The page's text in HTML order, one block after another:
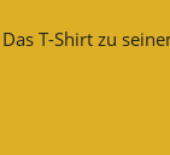
Das T-Shirt zu